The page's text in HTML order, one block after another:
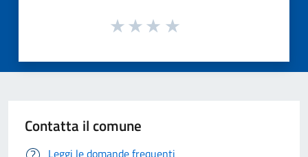
Contatta il comune